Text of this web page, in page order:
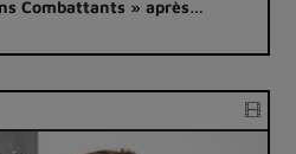
Combattants » après…